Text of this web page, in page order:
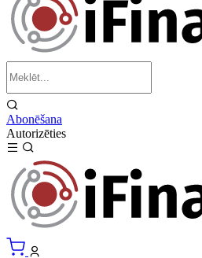
Abonēšana
Autorizēties